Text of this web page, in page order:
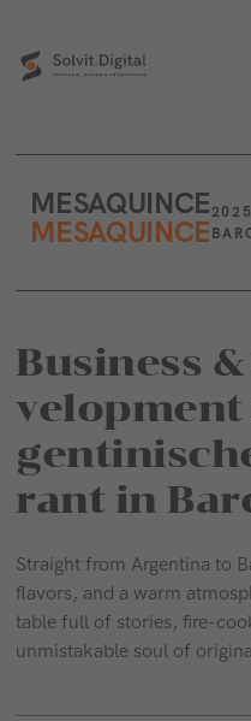
MESAQUINCE
MESAQUINCE
2025
Busi­ness
rant in
Straight from Argentina to
flavors, and a warm
table full of stories, fire-
unmistakable soul of